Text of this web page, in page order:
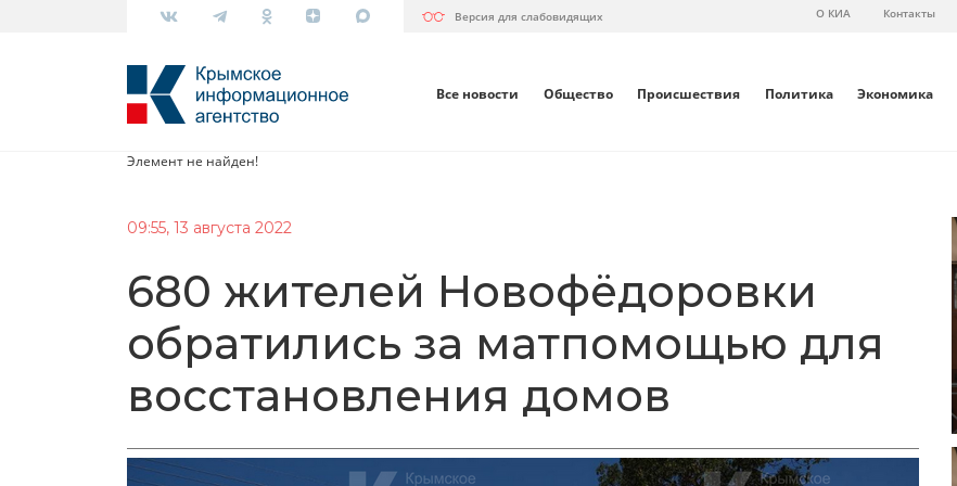
Версия для слабовидящих О КИА Контакты
Все новости Общество Происшествия Политика Экономика
Элемент не найден!
09:55, 13 августа 2022
680 жителей Новофёдоровки
обратились за матпомощью для
восстановления домов